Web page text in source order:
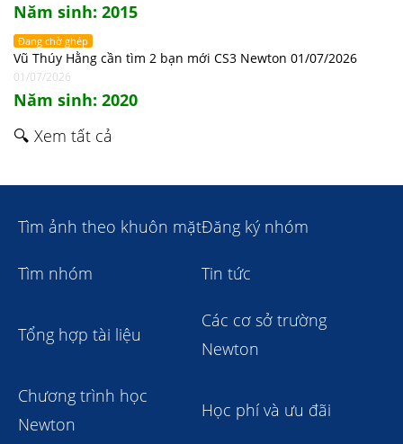
Năm sinh: 2015
Đang chờ ghép
Vũ Thúy Hằng cần tìm 2 bạn mới CS3 Newton 01/07/2026
01/07/2026
Năm sinh: 2020
🔍 Xem tất cả
Tìm ảnh theo khuôn mặtĐăng ký nhóm
Tìm nhóm Tin tức
Tổng hợp tài liệu
Các cơ sở trường
Newton
Chương trình học
Newton
Học phí và ưu đãi